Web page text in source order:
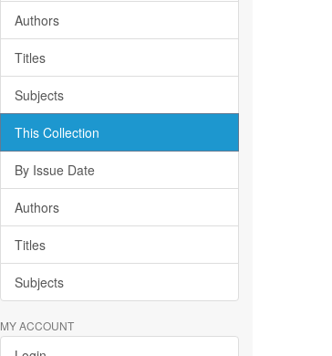
Authors
Titles
Subjects
This Collection
By Issue Date
Authors
Titles
Subjects
MY ACCOUNT